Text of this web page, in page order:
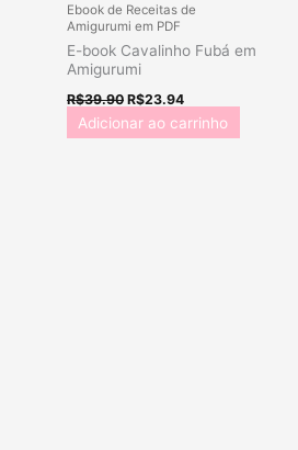
Ebook de Receitas de
Amigurumi em PDF
E-book Cavalinho Fubá em
Amigurumi
R$39.90 R$23.94
Adicionar ao carrinho